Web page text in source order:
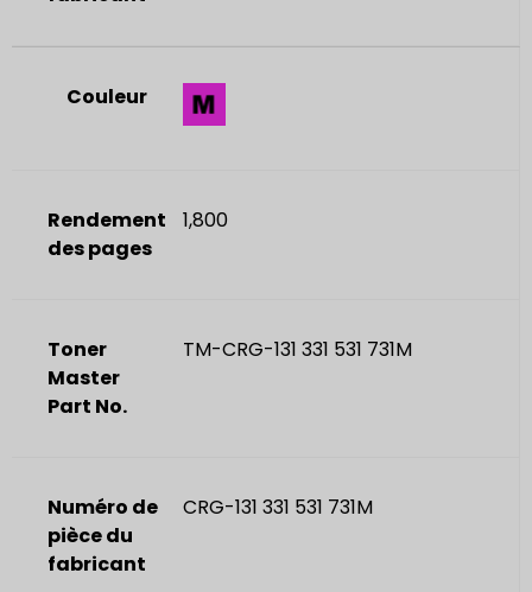
Couleur
Rendement
des pages
1,800
Toner
Master
Part No.
TM-CRG-131 331 531 731M
Numéro de
pièce du
fabricant
CRG-131 331 531 731M